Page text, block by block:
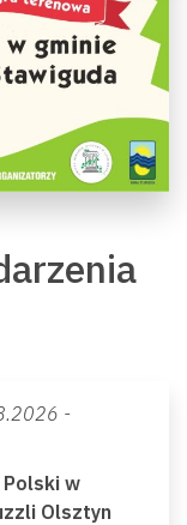
-
w
Olsztyn